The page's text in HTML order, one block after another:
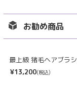
イ
ブ
お勧め商品
最上級 猪毛ヘアブラシ
¥13,200(税込)